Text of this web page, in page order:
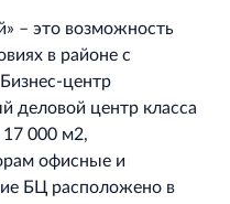
– это возможность
в районе с
центр
деловой центр класса
000 м2,
офисные и
БЦ расположено в